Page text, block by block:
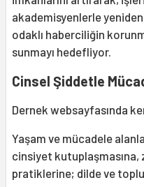
akademisyenlerle
odaklı haberciliğin
sunmayı hedefliyor.
Cinsel Şiddetle
Dernek websayfasında
Yaşam ve mücadele
cinsiyet kutuplaşmasına,
pratiklerine; dilde ve